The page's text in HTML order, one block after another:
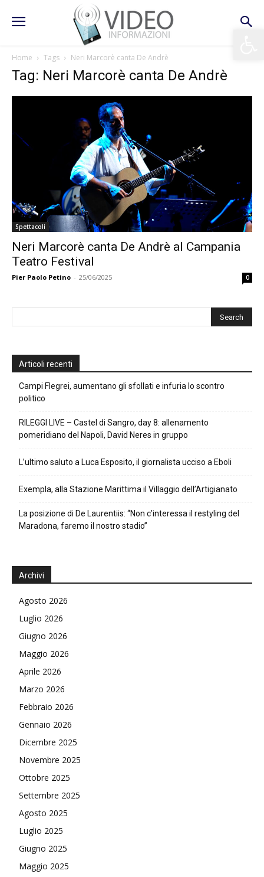
Home Tags Neri Marcorè canta De Andrè
Tag: Neri Marcorè canta De Andrè
Spettacoli
Neri Marcorè canta De Andrè al Campania
Teatro Festival
Pier Paolo Petino - 25/06/2025 0
Articoli recenti
Campi Flegrei, aumentano gli sfollati e infuria lo scontro
politico
RILEGGI LIVE – Castel di Sangro, day 8: allenamento
pomeridiano del Napoli, David Neres in gruppo
L’ultimo saluto a Luca Esposito, il giornalista ucciso a Eboli
Exempla, alla Stazione Marittima il Villaggio dell’Artigianato
La posizione di De Laurentiis: “Non c’interessa il restyling del
Maradona, faremo il nostro stadio”
Archivi
Agosto 2026
Luglio 2026
Giugno 2026
Maggio 2026
Aprile 2026
Marzo 2026
Febbraio 2026
Gennaio 2026
Dicembre 2025
Novembre 2025
Ottobre 2025
Settembre 2025
Agosto 2025
Luglio 2025
Giugno 2025
Maggio 2025